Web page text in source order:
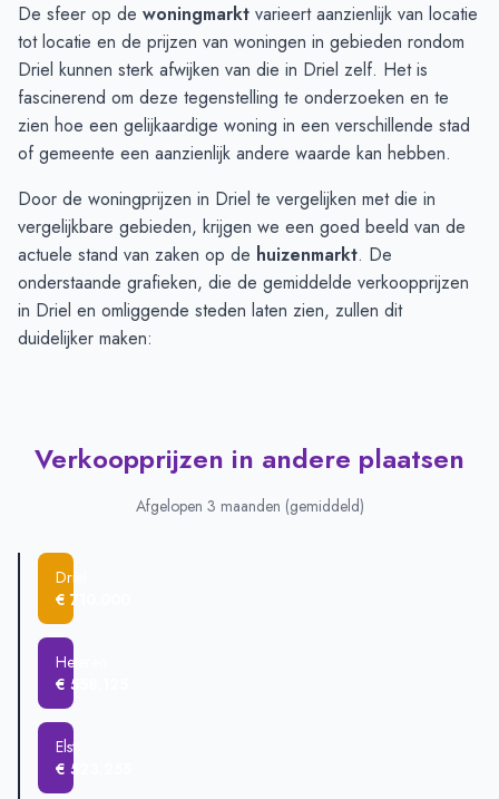
De sfeer op de woningmarkt varieert aanzienlijk van locatie
tot locatie en de prijzen van woningen in gebieden rondom
Driel kunnen sterk afwijken van die in Driel zelf. Het is
fascinerend om deze tegenstelling te onderzoeken en te
zien hoe een gelijkaardige woning in een verschillende stad
of gemeente een aanzienlijk andere waarde kan hebben.
Door de woningprijzen in Driel te vergelijken met die in
vergelijkbare gebieden, krijgen we een goed beeld van de
actuele stand van zaken op de huizenmarkt. De
onderstaande grafieken, die de gemiddelde verkoopprijzen
in Driel en omliggende steden laten zien, zullen dit
duidelijker maken:
Verkoopprijzen in andere plaatsen
Afgelopen 3 maanden (gemiddeld)
Driel
€ 710.000
Heteren
€ 558.125
Elst
€ 523.255